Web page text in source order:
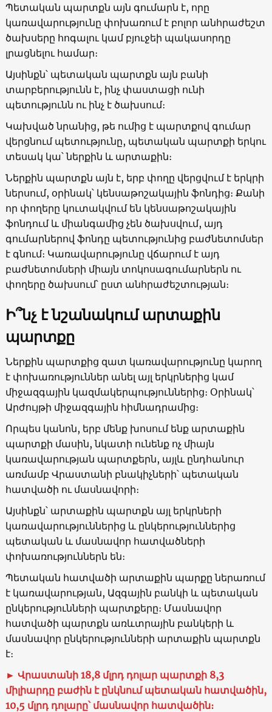
Պետական պարտքն այն գումարն է, որը
կառավարությունը փոխառում է բոլոր անհրաժեշտ
ծախսերը հոգալու կամ բյուջեի պակասորդը
լրացնելու համար։
Այսինքն՝ պետական պարտքն այն բանի
տարբերությունն է, ինչ փաստացի ունի
պետությունն ու ինչ է ծախսում։
Կախված նրանից, թե ումից է պարտքով գումար
վերցնում պետությունը, պետական պարտքի երկու
տեսակ կա՝ ներքին և արտաքին։
Ներքին պարտքն այն է, երբ փողը վերցվում է երկրի
ներսում, օրինակ՝ կենսաթոշակային ֆոնդից։ Քանի
որ փողերը կուտակվում են կենսաթոշակային
ֆոնդում և միանգամից չեն ծախսվում, այդ
գումարներով ֆոնդը պետությունից բաժնետոմսեր
է գնում։ Կառավարությունը վճարում է այդ
բաժնետոմսերի միայն տոկոսագումարներն ու
փողերը ծախսում՝ ըստ անհրաժեշտության։
Ի՞նչ է նշանակում արտաքին
պարտքը
Ներքին պարտքից զատ կառավարությունը կարող
է փոխառություններ անել այլ երկրներից կամ
միջազգային կազմակերպություններից։ Օրինակ՝
Արժույթի միջազգային հիմնադրամից։
Որպես կանոն, երբ մենք խոսում ենք արտաքին
պարտքի մասին, նկատի ունենք ոչ միայն
կառավարության պարտքերն, այլև ընդհանուր
առմամբ Վրաստանի բնակիչների՝ պետական
հատվածի ու մասնավորի։
Այսինքն՝ արտաքին պարտքն այլ երկրների
կառավարություններից և ընկերություններից
պետական և մասնավոր հատվածների
փոխառություններն են։
Պետական հատվածի արտաքին պարքը ներառում
է կառավարության, Ազգային բանկի և պետական
ընկերությունների պարտքերը։ Մասնավոր
հատվածի պարտքն առևտրային բանկերի և
մասնավոր ընկերությունների արտաքին պարտքն
է։
► Վրաստանի 18,8 մլրդ դոլար պարտքի 8,3
միլիարդը բաժին է ընկնում պետական հատվածին,
10,5 մլրդ դոլարը՝ մասնավոր հատվածին։